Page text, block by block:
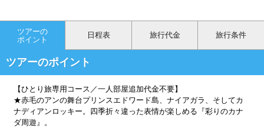
ツアーの
ポイント
日程表 旅行代金 旅行条件
ツアーのポイント
【ひとり旅専用コース／一人部屋追加代金不要】
★赤毛のアンの舞台プリンスエドワード島、ナイアガラ、そしてカ
ナディアンロッキー。四季折々違った表情が楽しめる『彩りのカナ
ダ周遊』。